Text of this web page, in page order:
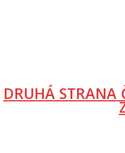
DRUHÁ STRANA